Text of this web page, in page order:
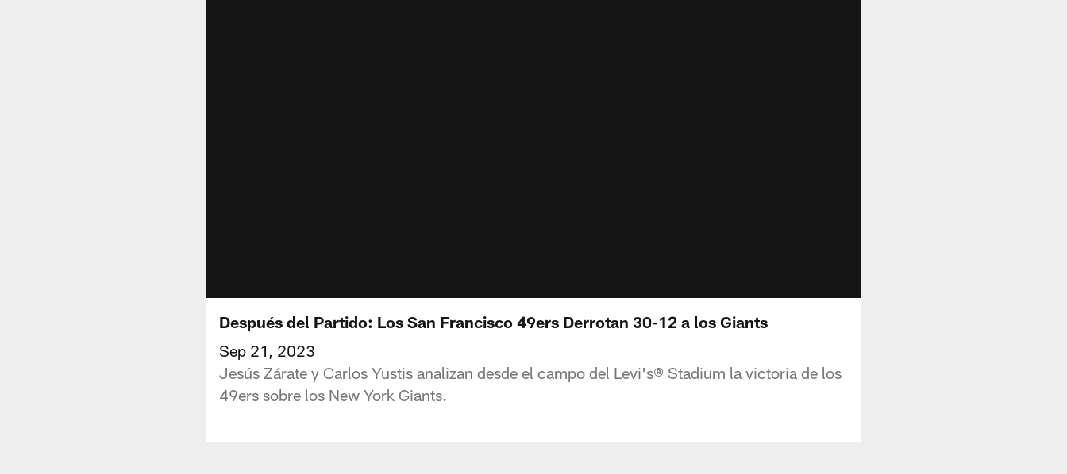
Después del Partido: Los San Francisco 49ers Derrotan 30-12 a los Giants
Sep 21, 2023
Jesús Zárate y Carlos Yustis analizan desde el campo del Levi's® Stadium la victoria de los
49ers sobre los New York Giants.